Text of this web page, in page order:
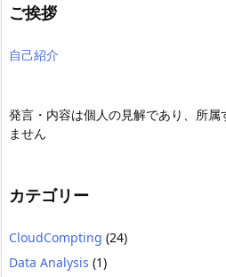
ご挨拶
自己紹介
発言・内容は個人の見解であり、所属
ません
カテゴリー
CloudCompting (24)
Data Analysis (1)